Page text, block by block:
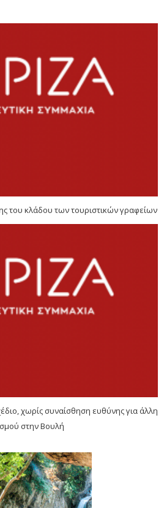
του κλάδου των τουριστικών γραφείων
χωρίς συναίσθηση ευθύνης για άλλη
στην Βουλή